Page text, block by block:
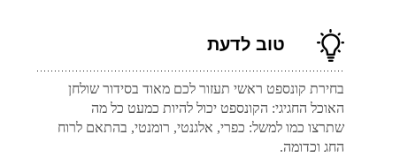
טוב לדעת
בחירת קונספט ראשי תעזור לכם מאוד בסידור שולחן
האוכל החגיגי: הקונספט יכול להיות כמעט כל מה
שתרצו כמו למשל: כפרי, אלגנטי, רומנטי, בהתאם לרוח
החג וכדומה.